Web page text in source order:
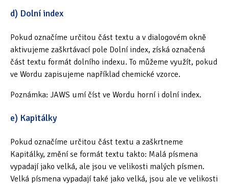
d) Dolní index
Pokud označíme určitou část textu a v dialogovém okně
aktivujeme zaškrtávací pole Dolní index, získá označená
část textu formát dolního indexu. To můžeme využít, pokud
ve Wordu zapisujeme například chemické vzorce.
Poznámka: JAWS umí číst ve Wordu horní i dolní index.
e) Kapitálky
Pokud označíme určitou část textu a zaškrtneme
Kapitálky, změní se formát textu takto: Malá písmena
vypadají jako velká, ale jsou ve velikosti malých písmen.
Velká písmena vypadají také jako velká, jsou ale ve velikosti